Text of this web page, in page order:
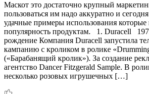
Маскот это достаточно крупный
пользоваться им надо аккуратно и
удачные примеры использования
популярность продуктам. 1. Duracell
рождение Компания Duracell запустила
кампанию с кроликом в ролике
(«Барабанящий кролик»). За создание
агентство Dancer Fitzgerald Sample. В
несколько розовых игрушечных […]